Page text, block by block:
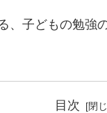
、子どもの勉強
目次